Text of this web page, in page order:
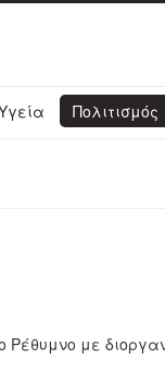
Πολιτισμός
Ρέθυμνο με